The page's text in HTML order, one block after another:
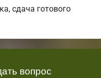
сдача готового
вопрос